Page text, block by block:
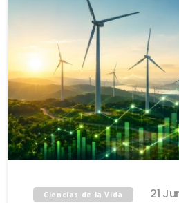
Ciencias de la Vida 21